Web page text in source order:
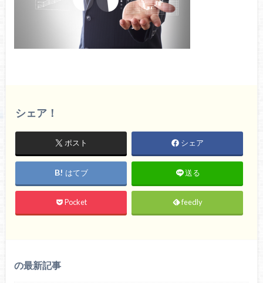
シェア！
ポスト シェア
はてブ 送る
Pocket feedly
の最新記事